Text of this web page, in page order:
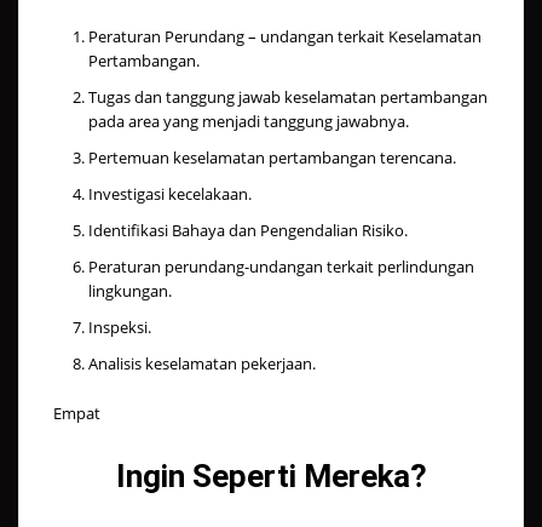
Peraturan Perundang – undangan terkait Keselamatan
Pertambangan.
Tugas dan tanggung jawab keselamatan pertambangan
pada area yang menjadi tanggung jawabnya.
Pertemuan keselamatan pertambangan terencana.
Investigasi kecelakaan.
Identifikasi Bahaya dan Pengendalian Risiko.
Peraturan perundang-undangan terkait perlindungan
lingkungan.
Inspeksi.
Analisis keselamatan pekerjaan.
Empat
Ingin Seperti Mereka?